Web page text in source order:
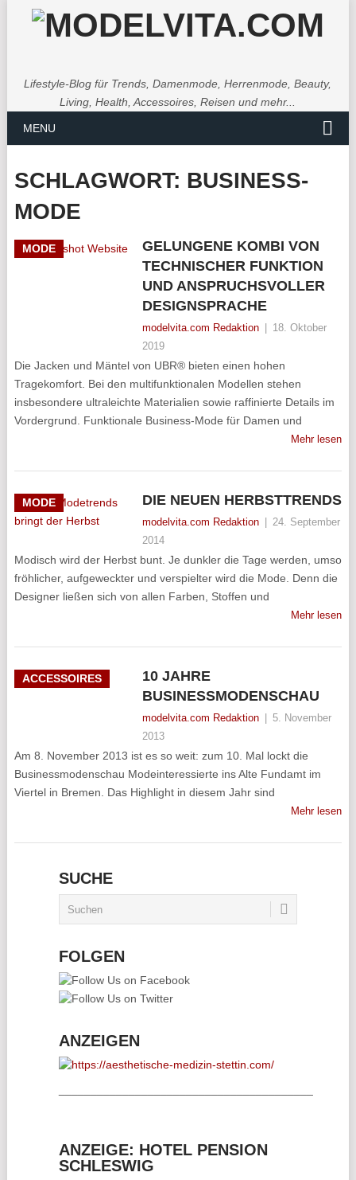
Lifestyle-Blog für Trends, Damenmode, Herrenmode, Beauty,
Living, Health, Accessoires, Reisen und mehr...
MENU
SCHLAGWORT: BUSINESS-
MODE
MODE
GELUNGENE KOMBI VON
TECHNISCHER FUNKTION
UND ANSPRUCHSVOLLER
DESIGNSPRACHE
modelvita.com Redaktion
18. Oktober
2019
Die Jacken und Mäntel von UBR® bieten einen hohen
Tragekomfort. Bei den multifunktionalen Modellen stehen
insbesondere ultraleichte Materialien sowie raffinierte Details im
Vordergrund. Funktionale Business-Mode für Damen und
Mehr lesen
MODE DIE NEUEN HERBSTTRENDS
modelvita.com Redaktion
24. September
2014
Modisch wird der Herbst bunt. Je dunkler die Tage werden, umso
fröhlicher, aufgeweckter und verspielter wird die Mode. Denn die
Designer ließen sich von allen Farben, Stoffen und
Mehr lesen
ACCESSOIRES
10 JAHRE
BUSINESSMODENSCHAU
modelvita.com Redaktion
5. November
2013
Am 8. November 2013 ist es so weit: zum 10. Mal lockt die
Businessmodenschau Modeinteressierte ins Alte Fundamt im
Viertel in Bremen. Das Highlight in diesem Jahr sind
Mehr lesen
SUCHE
FOLGEN
ANZEIGEN
ANZEIGE: HOTEL PENSION
SCHLESWIG